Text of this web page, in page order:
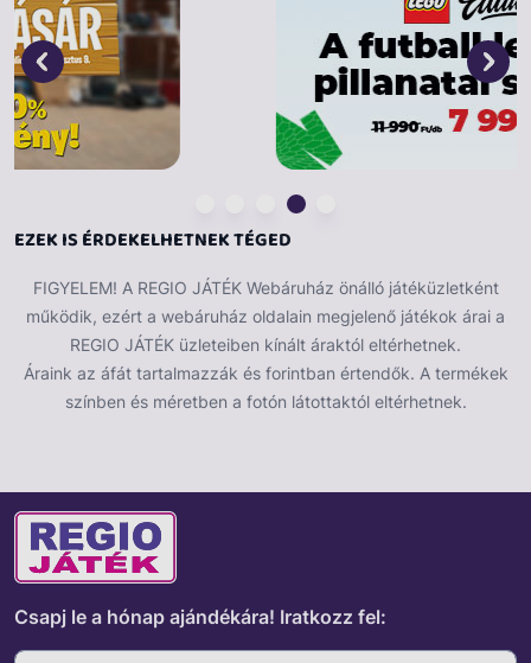
24 féle bolti hang beépített hangmodullal(angolul
beszél)
több mint 15 kiegészítő (bevásárlókocsi, áruk,
kassza stb.)
kreatív szerepjátékot fejlesztő játékszett
A termék angol nyelvű.
EZEK IS ÉRDEKELHETNEK TÉGED
FIGYELEM! A REGIO JÁTÉK Webáruház önálló játéküzletként
működik, ezért a webáruház oldalain megjelenő játékok árai a
REGIO JÁTÉK üzleteiben kínált áraktól eltérhetnek.
Áraink az áfát tartalmazzák és forintban értendők. A termékek
színben és méretben a fotón látottaktól eltérhetnek.
Csapj le a hónap ajándékára! Iratkozz fel: